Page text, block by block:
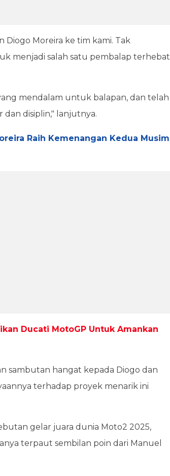
Moreira ke tim kami. Tak
menjadi salah satu pembalap terhebat
mendalam untuk balapan, dan telah
disiplin," lanjutnya.
Raih Kemenangan Kedua Musim
Ducati MotoGP Untuk Amankan
sambutan hangat kepada Diogo dan
terhadap proyek menarik ini
gelar juara dunia Moto2 2025,
terpaut sembilan poin dari Manuel